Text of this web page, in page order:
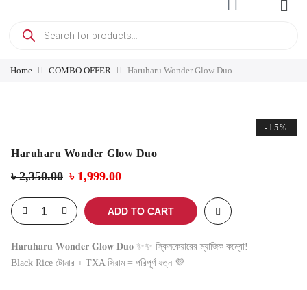
Home COMBO OFFER Haruharu Wonder Glow Duo
-15%
Haruharu Wonder Glow Duo
৳2,350.00 ৳ 1,999.00
ADD TO CART
𝐇𝐚𝐫𝐮𝐡𝐚𝐫𝐮 𝐖𝐨𝐧𝐝𝐞𝐫 𝐆𝐥𝐨𝐰 𝐃𝐮𝐨 ✨✨ স্কিনকেয়ারের ম্যাজিক কম্বো!
Black Rice টোনার + TXA সিরাম = পরিপূর্ণ যত্ন 💜